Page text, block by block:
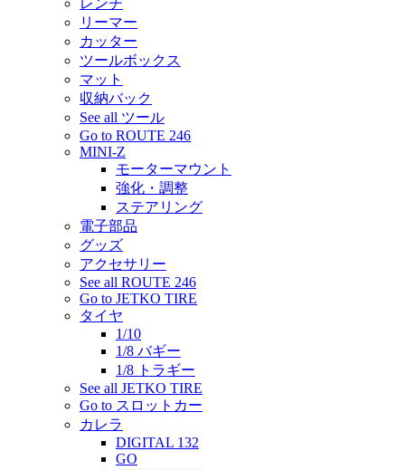
レンチ
リーマー
カッター
ツールボックス
マット
収納バック
See all ツール
Go to ROUTE 246
MINI-Z
モーターマウント
強化・調整
ステアリング
電子部品
グッズ
アクセサリー
See all ROUTE 246
Go to JETKO TIRE
タイヤ
1/10
1/8 バギー
1/8 トラギー
See all JETKO TIRE
Go to スロットカー
カレラ
DIGITAL 132
GO